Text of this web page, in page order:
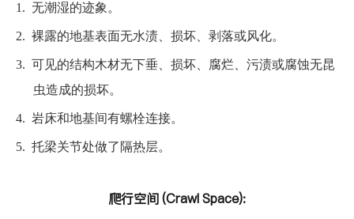
1. 无潮湿的迹象。
2. 裸露的地基表面无水渍、损坏、剥落或风化。
3. 可见的结构木材无下垂、损坏、腐烂、污渍或腐蚀无昆
虫造成的损坏。
4. 岩床和地基间有螺栓连接。
5. 托梁关节处做了隔热层。
爬行空间 (Crawl Space):